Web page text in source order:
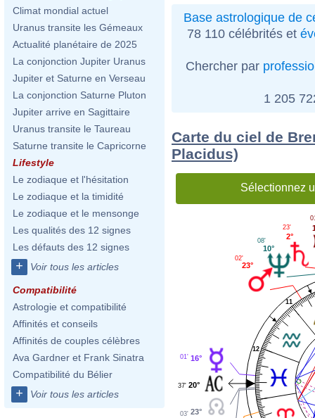
Climat mondial actuel
Uranus transite les Gémeaux
Actualité planétaire de 2025
La conjonction Jupiter Uranus
Jupiter et Saturne en Verseau
La conjonction Saturne Pluton
Jupiter arrive en Sagittaire
Uranus transite le Taureau
Saturne transite le Capricorne
Lifestyle
Le zodiaque et l'hésitation
Le zodiaque et la timidité
Le zodiaque et le mensonge
Les qualités des 12 signes
Les défauts des 12 signes
+ Voir tous les articles
Compatibilité
Astrologie et compatibilité
Affinités et conseils
Affinités de couples célèbres
Ava Gardner et Frank Sinatra
Compatibilité du Bélier
+ Voir tous les articles
Base astrologique de
78 110 célébrités et
Chercher par
1 205
Carte du ciel de
Placidus)
Sélectionnez
11
12
2°
23'
10°
08'
23°
02'
16°
01'
20°
37'
23°
03'